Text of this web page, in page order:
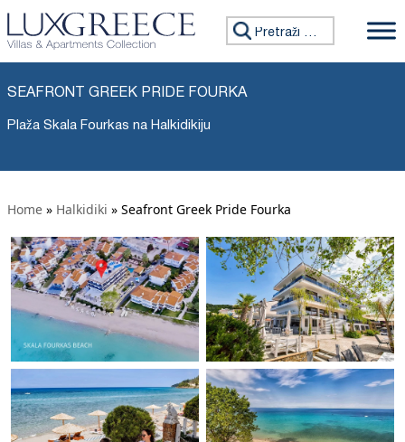
Tražiti:
SEAFRONT GREEK PRIDE FOURKA
Plaža Skala Fourkas na Halkidikiju
Home » Halkidiki » Seafront Greek Pride Fourka